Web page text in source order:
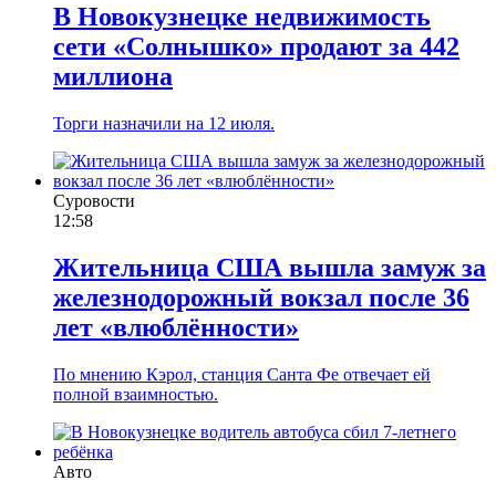
В Новокузнецке недвижимость
сети «Солнышко» продают за 442
миллиона
Торги назначили на 12 июля.
Суровости
12:58
Жительница США вышла замуж за
железнодорожный вокзал после 36
лет «влюблённости»
По мнению Кэрол, станция Санта Фе отвечает ей
полной взаимностью.
Авто